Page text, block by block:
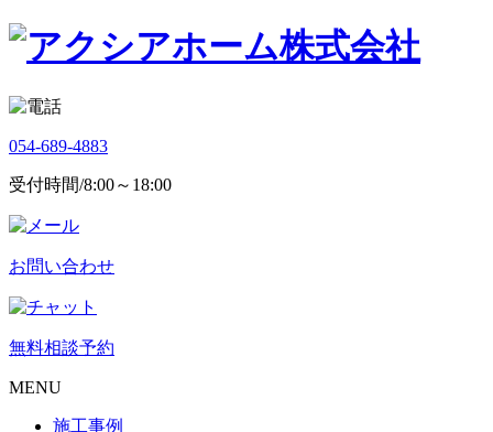
054-689-4883
受付時間/8:00～18:00
お問い合わせ
無料相談予約
MENU
施工事例